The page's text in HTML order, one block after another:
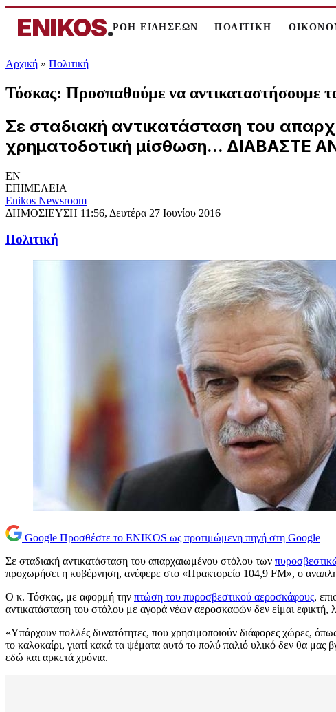
ENIKOS.ΡΟΗ ΕΙΔΗΣΕΩΝ ΠΟΛΙΤΙΚΗ
Αρχική » Πολιτική
Τόσκας: Προσπαθούμε να αντικαταστήσουμε
Σε σταδιακή αντικατάσταση του
χρηματοδοτική μίσθωση... ΔΙΑΒΑΣΤΕ
EN
ΕΠΙΜΕΛΕΙΑ
Enikos Newsroom
ΔΗΜΟΣΙΕΥΣΗ 11:56, Δευτέρα 27 Ιουνίου 2016
Πολιτική
Google Προσθέστε το ENIKOS ως προτιμώμενη πηγή στη Google
Σε σταδιακή αντικατάσταση του απαρχαιωμένου στόλου των
προχωρήσει η κυβέρνηση, ανέφερε στο «Πρακτορείο 104,9 FM», ο
Ο κ. Τόσκας, με αφορμή την πτώση του πυροσβεστικού αεροσκάφους,
αντικατάσταση του στόλου με αγορά νέων αεροσκαφών δεν είμαι εφικτή,
«Υπάρχουν πολλές δυνατότητες, που χρησιμοποιούν διάφορες χώρες,
το καλοκαίρι, γιατί κακά τα ψέματα αυτό το πολύ παλιό υλικό δεν θα
εδώ και αρκετά χρόνια.